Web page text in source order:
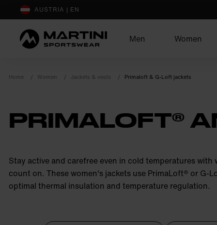
sr.Table Of Content
AUSTRIA | EN
Men Women
Home Women Jackets & vests Primaloft & G-Loft jackets
PRIMALOFT®
Stay active and carefree even in cold temperatures with
count on. These women's jackets use PrimaLoft® or G-
optimal thermal insulation and temperature regulation.